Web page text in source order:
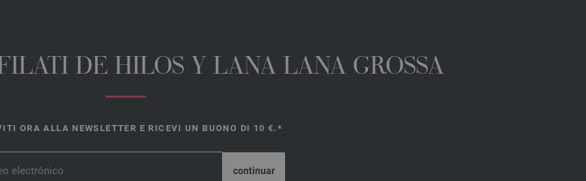
DE HILOS Y LANA LANA GROSSA
ORA ALLA NEWSLETTER E RICEVI UN BUONO DI 10 €.*